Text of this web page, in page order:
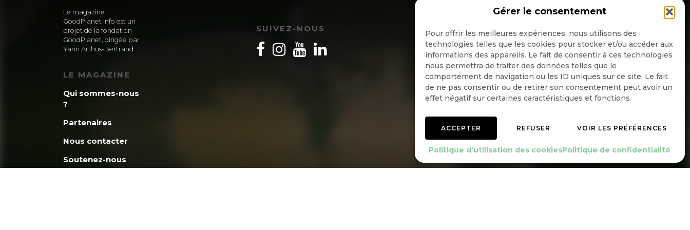
Gérer le consentement
Pour offrir les meilleures expériences, nous utilisons des
technologies telles que les cookies pour stocker et/ou accéder aux
informations des appareils. Le fait de consentir à ces technologies
nous permettra de traiter des données telles que le
comportement de navigation ou les ID uniques sur ce site. Le fait
de ne pas consentir ou de retirer son consentement peut avoir un
effet négatif sur certaines caractéristiques et fonctions.
ACCEPTER REFUSER VOIR LES PRÉFÉRENCES
Politique d’utilisation des cookiesPolitique de confidentialité
Le magazine
GoodPlanet Info est un
projet de la fondation
GoodPlanet, dirigée par
Yann Arthus-Bertrand
LE MAGAZINE
Qui sommes-nous
?
Partenaires
Nous contacter
Soutenez-nous
SUIVEZ-NOUS
INSCRIPTION NEWSLETTER
Quotidienne
Hebdo
OK